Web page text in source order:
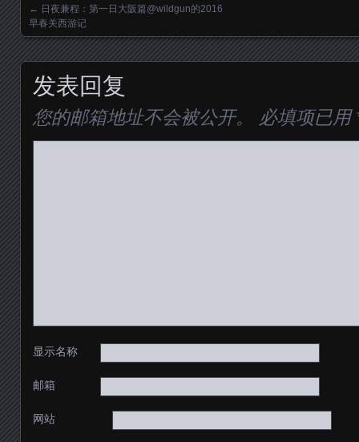
Posts navigation
← 日夜兼程：第一日大阪篇@wildgun的2016
早春关西游记
发表回复
您的邮箱地址不会被公开。 必填项已用
显示名称
邮箱
网站